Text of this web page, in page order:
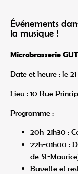
Événements
la musique !
Microbrasserie
Date et heure : le
Lieu : 10 Rue
Programme :
20h-21h30 :
22h-01h00 :
de St-
Buvette et